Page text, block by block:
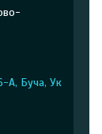
А, Буча, Ук